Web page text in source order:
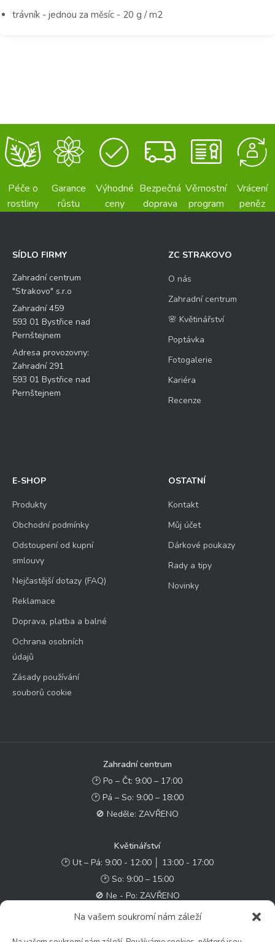
Na vašem soukromí nám záleží
trávník - jednou za měsíc - 20 g / m2
Péče o
rostliny
Garance
růstu
Výhodné
ceny
Bezpečná
doprava
Věrnostní
program
Vrácení
peněz
SÍDLO FIRMY
Zahradní centrum
"Strakovo" s.r.o
Zahradní 459
593 01 Bystřice nad
Pernštejnem
Adresa provozovny:
Zahradní 291
593 01 Bystřice nad
Pernštejnem
ZC STRAKOVO
O nás
Zahradní centrum
🌸 Květinářství
Poptávka
Fotogalerie
Kariéra
Recenze
E-SHOP
Produkty
Obchodní podmínky
Odstoupení od kupní
smlouvy
Nejčastější dotazy (FAQ)
Reklamace
Doprava, platba a balné
Ochrana osobních
údajů
Zásady používání
souborů cookie
OSTATNÍ
Kontakt
Můj účet
Dárkové poukazy
Rady a tipy
Novinky
Zahradní centrum
🕑 Po – Čt: 9:00 – 17:00
🕑 Pá – So: 9:00 – 18:00
🚫 Neděle: ZAVŘENO
Květinářství
🕑 Ut – Pá: 9:00 - 12:00 │ 13:00 - 17:00
🕑 So: 9:00 – 15:00
🚫 Ne - Po: ZAVŘENO